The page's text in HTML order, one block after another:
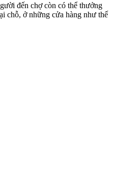
đến chợ còn có thể thưởng
chỗ, ở những cửa hàng như thế